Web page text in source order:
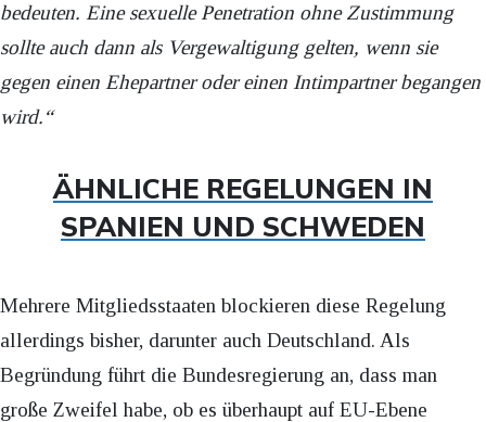
bedeuten. Eine sexuelle Penetration ohne Zustimmung
sollte auch dann als Vergewaltigung gelten, wenn sie
gegen einen Ehepartner oder einen Intimpartner begangen
wird.“
ÄHNLICHE REGELUNGEN IN
SPANIEN UND SCHWEDEN
Mehrere Mitgliedsstaaten blockieren diese Regelung
allerdings bisher, darunter auch Deutschland. Als
Begründung führt die Bundesregierung an, dass man
große Zweifel habe, ob es überhaupt auf EU-Ebene